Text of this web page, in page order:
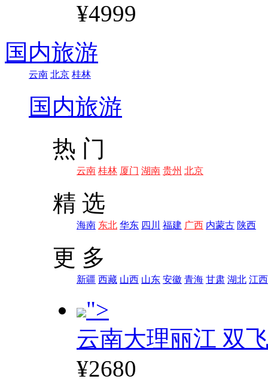
¥4999
国内旅游
云南 北京 桂林
国内旅游
热 门
云南 桂林 厦门 湖南 贵州 北京
精 选
海南 东北 华东 四川 福建 广西 内蒙古 陕西
更 多
新疆 西藏 山西 山东 安徽 青海 甘肃 湖北 江西
">
云南大理丽江 双
¥2680